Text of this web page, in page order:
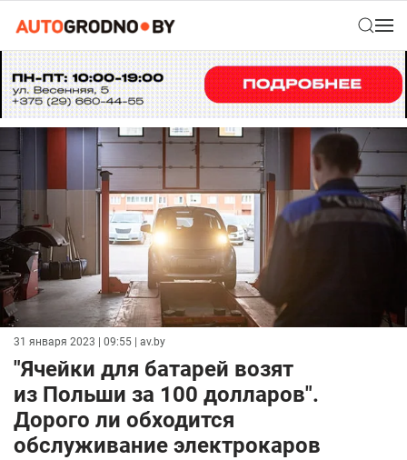
31 января 2023 | 09:55 | av.by
"Ячейки для батарей возят
из Польши за 100 долларов".
Дорого ли обходится
обслуживание электрокаров